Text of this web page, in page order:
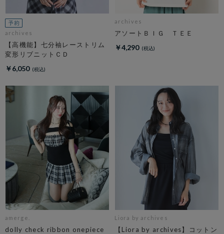
archives
【高機能】七分袖レーストリム
変形リブニットＣＤ
￥6,050
archives
アソートＢＩＧ ＴＥＥ
￥4,290
amerge.
dolly check ribbon onepiece
Liora by archives
【Liora by archives】コットン